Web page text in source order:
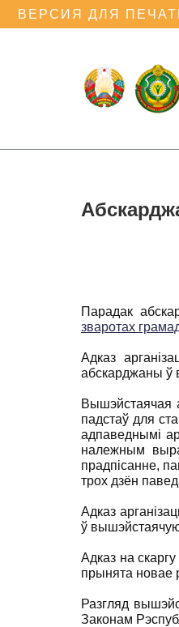
ВЕРСИЯ ДЛЯ
Парадак
зваротах
Адказ
абскарджаны ў
Вышэйстаячая
падстаў для
адпаведнымі
належным
прадпісанне,
трох дзён
Адказ
ў
Адказ на
прынята новае
Разгляд
Законам